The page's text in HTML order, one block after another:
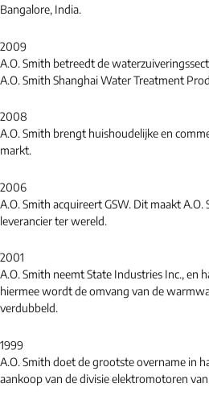
Bangalore, India.
2009
A.O. Smith betreedt de
A.O. Smith Shanghai Water Treatment
2008
A.O. Smith brengt huishoudelijke en
markt.
2006
A.O. Smith acquireert GSW. Dit maakt
leverancier ter wereld.
2001
A.O. Smith neemt State Industries Inc., en
hiermee wordt de omvang van de
verdubbeld.
1999
A.O. Smith doet de grootste overname in
aankoop van de divisie elektromotoren